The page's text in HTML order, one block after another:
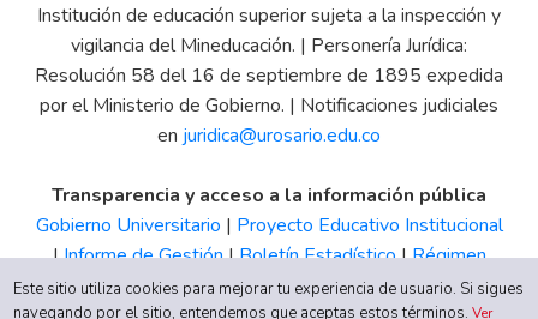
Institución de educación superior sujeta a la inspección y
vigilancia del Mineducación. | Personería Jurídica:
Resolución 58 del 16 de septiembre de 1895 expedida
por el Ministerio de Gobierno. | Notificaciones judiciales
en juridica@urosario.edu.co
Transparencia y acceso a la información pública
Gobierno Universitario | Proyecto Educativo Institucional
|Informe de Gestión|Boletín Estadístico|Régimen
Tributario|Estados Financieros |Código de Ética| Canal
Este sitio utiliza cookies para mejorar tu experiencia de usuario. Si sigues
navegando por el sitio, entendemos que aceptas estos términos.Ver